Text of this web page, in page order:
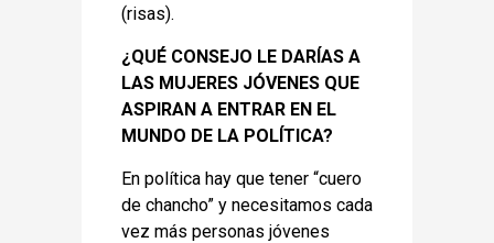
(risas).
¿QUÉ CONSEJO LE DARÍAS A
LAS MUJERES JÓVENES QUE
ASPIRAN A ENTRAR EN EL
MUNDO DE LA POLÍTICA?
En política hay que tener “cuero
de chancho” y necesitamos cada
vez más personas jóvenes